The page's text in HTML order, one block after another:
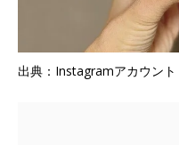
出典：Instagramアカウント